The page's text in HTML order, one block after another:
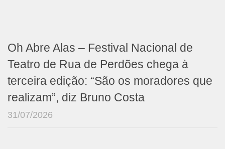
Oh Abre Alas – Festival Nacional de
Teatro de Rua de Perdões chega à
terceira edição: “São os moradores que
realizam”, diz Bruno Costa
31/07/2026